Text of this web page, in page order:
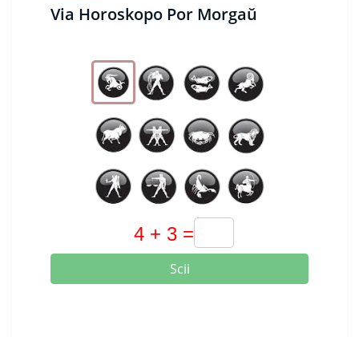
Via Horoskopo Por Morgaŭ
Scii